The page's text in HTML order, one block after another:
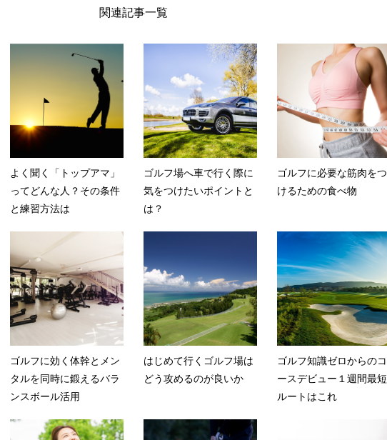
関連記事一覧
よく聞く「トップアマ」
ってどんな人？その条件
と練習方法は
ゴルフ場へ車で行く際に
気をつけたいポイントと
は？
ゴルフに必要な筋肉をつ
けるための食べ物
ゴルフに効く体幹とメン
タルを同時に鍛えるバラ
ンスボール活用
はじめて行くゴルフ場は
どう攻めるのが良いか
ゴルフ知識ゼロからのコ
ースデビュー１週間最短
ルートはこれ